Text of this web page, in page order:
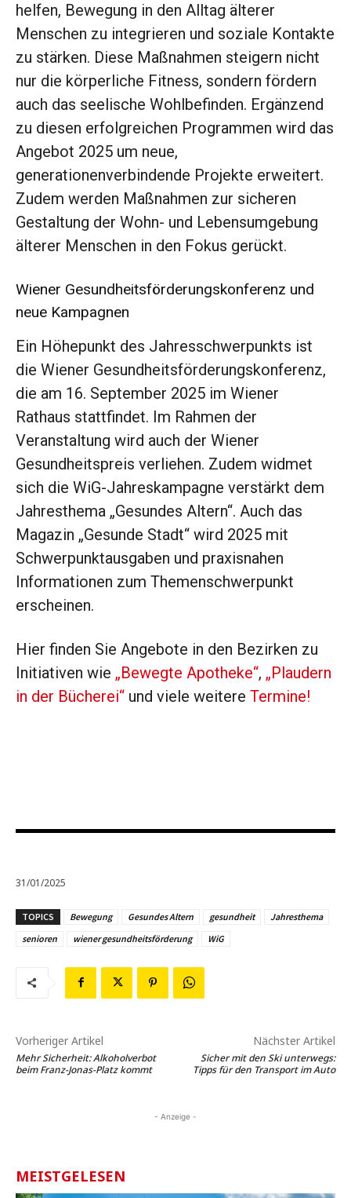
helfen, Bewegung in den Alltag älterer
Menschen zu integrieren und soziale Kontakte
zu stärken. Diese Maßnahmen steigern nicht
nur die körperliche Fitness, sondern fördern
auch das seelische Wohlbefinden. Ergänzend
zu diesen erfolgreichen Programmen wird das
Angebot 2025 um neue,
generationenverbindende Projekte erweitert.
Zudem werden Maßnahmen zur sicheren
Gestaltung der Wohn- und Lebensumgebung
älterer Menschen in den Fokus gerückt.
Wiener Gesundheitsförderungskonferenz und
neue Kampagnen
Ein Höhepunkt des Jahresschwerpunkts ist
die Wiener Gesundheitsförderungskonferenz,
die am 16. September 2025 im Wiener
Rathaus stattfindet. Im Rahmen der
Veranstaltung wird auch der Wiener
Gesundheitspreis verliehen. Zudem widmet
sich die WiG-Jahreskampagne verstärkt dem
Jahresthema „Gesundes Altern“. Auch das
Magazin „Gesunde Stadt“ wird 2025 mit
Schwerpunktausgaben und praxisnahen
Informationen zum Themenschwerpunkt
erscheinen.
Hier finden Sie Angebote in den Bezirken zu
Initiativen wie „Bewegte Apotheke“, „Plaudern
in der Bücherei“ und viele weitere Termine!
31/01/2025
TOPICS Bewegung Gesundes Altern gesundheit
Jahresthema
senioren
wiener gesundheitsförderung WiG
Vorheriger Artikel
Mehr Sicherheit: Alkoholverbot
beim Franz-Jonas-Platz kommt
Nächster Artikel
Sicher mit den Ski unterwegs:
Tipps für den Transport im Auto
- Anzeige -
MEISTGELESEN